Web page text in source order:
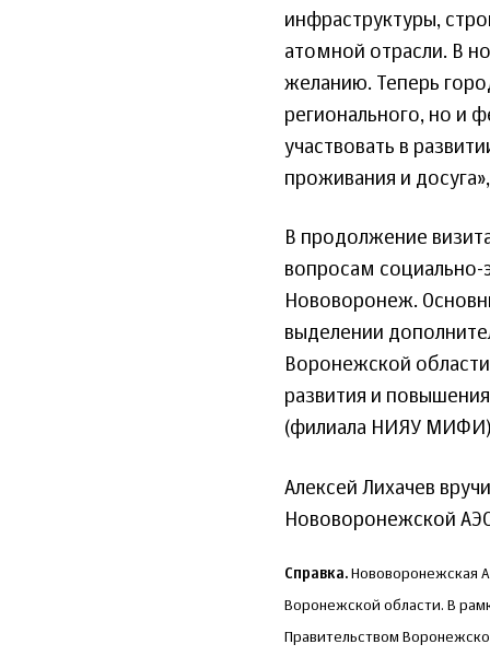
инфраструктуры,
атомной отрасли. В
желанию. Теперь
регионального, но и
участвовать в
проживания и
В продолжение
вопросам социально-
Нововоронеж.
выделении
Воронежской
развития и
(филиала НИЯУ
Алексей Лихачев
Нововоронежской
Справка. Нововоронежская
Воронежской области. В
Правительством